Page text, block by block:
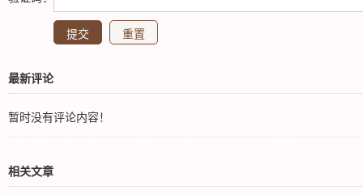
最新评论
暂时没有评论内容！
相关文章